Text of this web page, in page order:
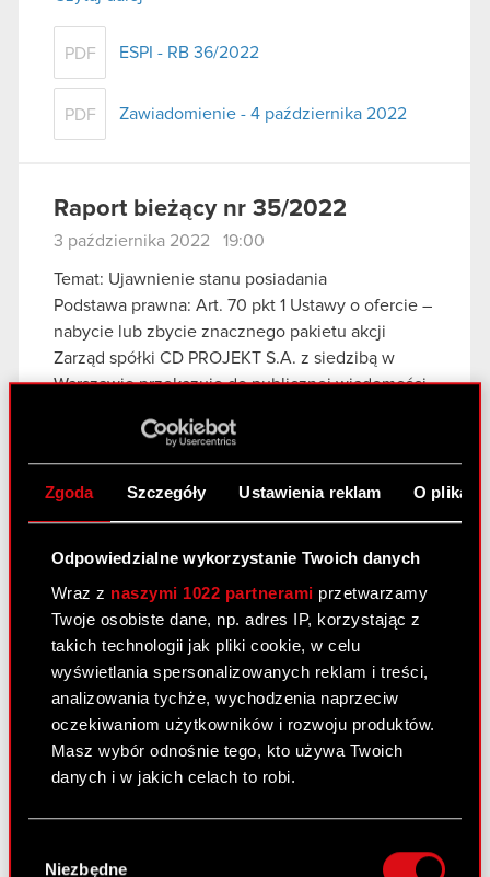
Zgoda Szczegóły Ustawienia reklam O
Odpowiedzialne wykorzystanie Twoich danych
Wraz z naszymi 1022 partnerami przetwarzamy
Twoje osobiste dane, np. adres IP, korzystając z
takich technologii jak pliki cookie, w celu
wyświetlania spersonalizowanych reklam i treści,
analizowania tychże, wychodzenia naprzeciw
oczekiwaniom użytkowników i rozwoju produktów.
Masz wybór odnośnie tego, kto używa Twoich
danych i w jakich celach to robi.
Gromadzić dane dotyczące Twojej
zgody
Niezbędne
PDF ESPI - RB 36/2022
PDF Zawiadomienie - 4 października 2022
Raport bieżący nr 35/2022
3 października 2022 19:00
Temat: Ujawnienie stanu posiadania
Podstawa prawna: Art. 70 pkt 1 Ustawy o ofercie –
nabycie lub zbycie znacznego pakietu akcji
Zarząd spółki CD PROJEKT S.A. z siedzibą w
Warszawie przekazuje do publicznej wiadomości
Czytaj dalej
PDF ESPI - RB 35/2022
PDF Zawiadomienie - 3 października 2022
Raport bieżący nr 34/2022
30 września 2022 16:20
Temat: Ujawnienie stanu posiadania
Podstawa prawna: Art. 70 pkt 1 Ustawy o ofercie –
nabycie lub zbycie znacznego pakietu akcji
treść otrzymanego zawiadomienia złożonego…